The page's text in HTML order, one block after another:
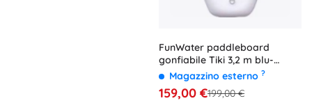
FunWater paddleboard
gonfiabile Tiki 3,2 m blu-
bianco
Magazzino esterno ?
159,00 €199,00 €